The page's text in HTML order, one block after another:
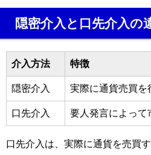
隠密介入と口先介入の
介入方法 特徴
隠密介入 実際に通貨売買を
口先介入 要人発言によって
口先介入は、実際に通貨を売買